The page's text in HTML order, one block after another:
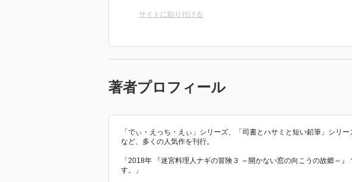
サイトに貼り付ける
著者プロフィール
「でぃ・えっち・えぃ」シリーズ、「司書とハサミと短い鉛筆」シリ
など、多くの人気作を刊行。
「2018年 『迷宮料理人ナギの冒険３ ～開かない窓の向こうの故郷～
す。」